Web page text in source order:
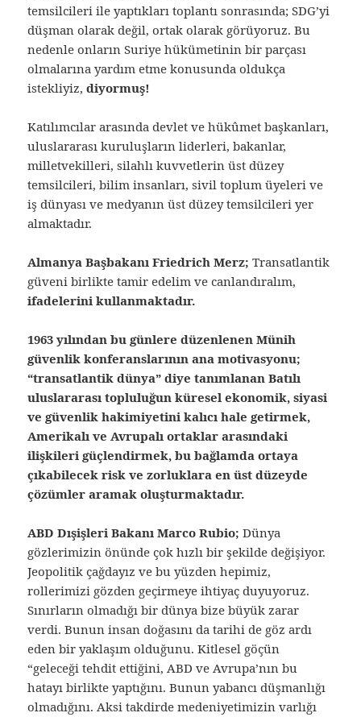
temsilcileri ile yaptıkları toplantı sonrasında; SDG’yi
düşman olarak değil, ortak olarak görüyoruz. Bu
nedenle onların Suriye hükümetinin bir parçası
olmalarına yardım etme konusunda oldukça
istekliyiz,diyormuş!
Katılımcılar arasında devlet ve hükûmet başkanları,
uluslararası kuruluşların liderleri, bakanlar,
milletvekilleri, silahlı kuvvetlerin üst düzey
temsilcileri, bilim insanları, sivil toplum üyeleri ve
iş dünyası ve medyanın üst düzey temsilcileri yer
almaktadır.
Almanya Başbakanı Friedrich Merz;Transatlantik
güveni birlikte tamir edelim ve canlandıralım,
ifadelerini kullanmaktadır.
1963 yılından bu günlere düzenlenen Münih
güvenlik konferanslarının ana motivasyonu;
“transatlantik dünya” diye tanımlanan Batılı
uluslararası topluluğun küresel ekonomik, siyasi
ve güvenlik hakimiyetini kalıcı hale getirmek,
Amerikalı ve Avrupalı ortaklar arasındaki
ilişkileri güçlendirmek, bu bağlamda ortaya
çıkabilecek risk ve zorluklara en üst düzeyde
çözümler aramak oluşturmaktadır.
ABD Dışişleri Bakanı Marco Rubio;Dünya
gözlerimizin önünde çok hızlı bir şekilde değişiyor.
Jeopolitik çağdayız ve bu yüzden hepimiz,
rollerimizi gözden geçirmeye ihtiyaç duyuyoruz.
Sınırların olmadığı bir dünya bize büyük zarar
verdi. Bunun insan doğasını da tarihi de göz ardı
eden bir yaklaşım olduğunu. Kitlesel göçün
“geleceği tehdit ettiğini, ABD ve Avrupa’nın bu
hatayı birlikte yaptığını. Bunun yabancı düşmanlığı
olmadığını. Aksi takdirde medeniyetimizin varlığı